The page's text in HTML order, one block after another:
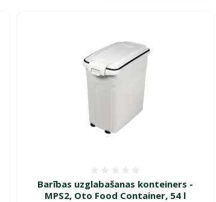
Barības uzglabašanas konteiners -
MPS2, Oto Food Container, 54 l